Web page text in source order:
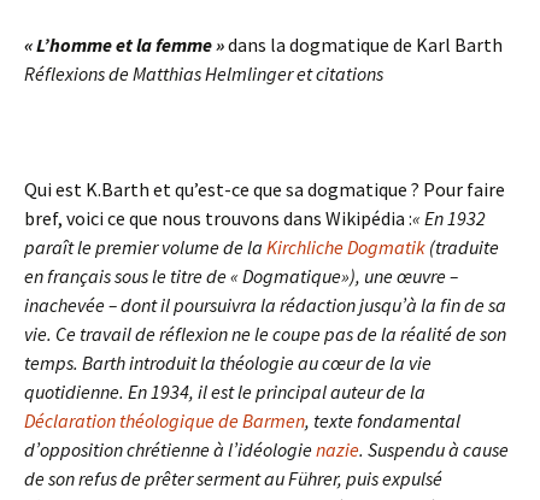
« L’homme et la femme »dans la dogmatique de Karl Barth
Réflexions de Matthias Helmlinger et citations
Qui est K.Barth et qu’est-ce que sa dogmatique ? Pour faire
bref, voici ce que nous trouvons dans Wikipédia :« En 1932
paraît le premier volume de la Kirchliche Dogmatik (traduite
en français sous le titre de « Dogmatique»), une œuvre –
inachevée – dont il poursuivra la rédaction jusqu’à la fin de sa
vie. Ce travail de réflexion ne le coupe pas de la réalité de son
temps. Barth introduit la théologie au cœur de la vie
quotidienne. En 1934, il est le principal auteur de la
Déclaration théologique de Barmen, texte fondamental
d’opposition chrétienne à l’idéologienazie. Suspendu à cause
de son refus de prêter serment au Führer, puis expulsé